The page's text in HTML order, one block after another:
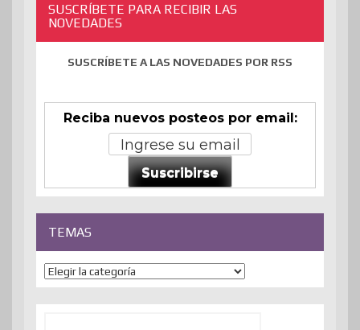
SUSCRÍBETE PARA RECIBIR LAS
NOVEDADES
SUSCRÍBETE A LAS NOVEDADES POR RSS
Reciba nuevos posteos por email:
Suscribirse
TEMAS
Temas